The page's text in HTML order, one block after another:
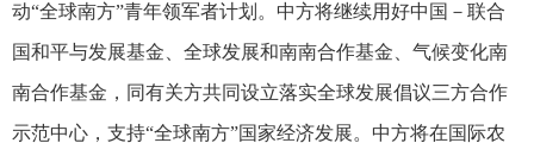
动“全球南方”青年领军者计划。中方将继续用好中国－联合
国和平与发展基金、全球发展和南南合作基金、气候变化南
南合作基金，同有关方共同设立落实全球发展倡议三方合作
示范中心，支持“全球南方”国家经济发展。中方将在国际农